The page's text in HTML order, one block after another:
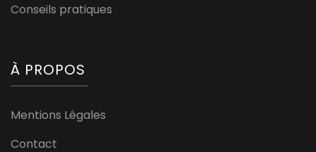
Conseils pratiques
À PROPOS
Mentions Légales
Contact